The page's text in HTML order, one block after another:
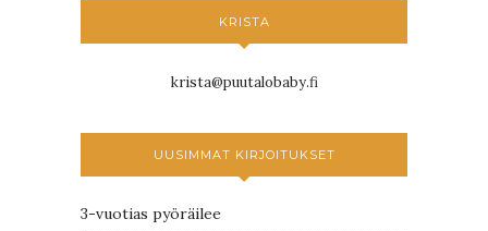
KRISTA
krista@puutalobaby.fi
UUSIMMAT KIRJOITUKSET
3-vuotias pyöräilee